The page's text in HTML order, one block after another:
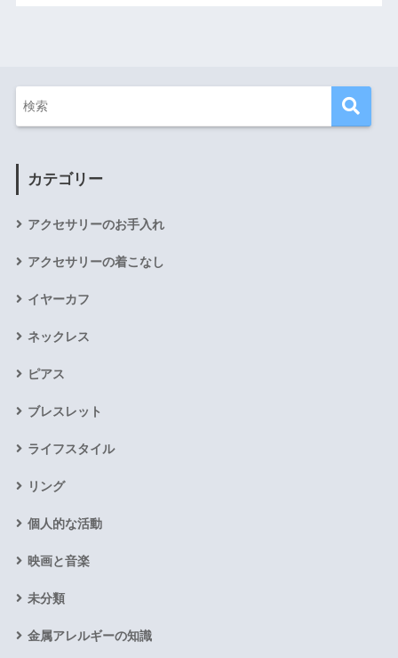
カテゴリー
アクセサリーのお手入れ
アクセサリーの着こなし
イヤーカフ
ネックレス
ピアス
ブレスレット
ライフスタイル
リング
個人的な活動
映画と音楽
未分類
金属アレルギーの知識